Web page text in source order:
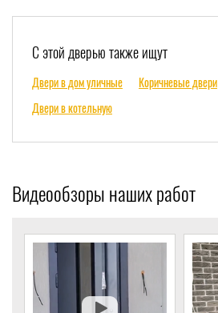
С этой дверью также ищут
Двери в дом уличные Коричневые двери
Двери в котельную
Видеообзоры наших работ